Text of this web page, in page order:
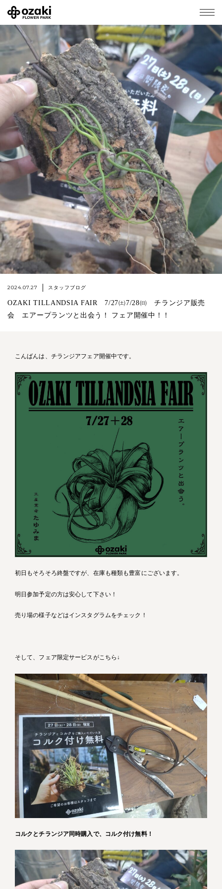
2024.07.27 スタッフブログ
OZAKI TILLANDSIA FAIR 7/27㈯7/28㈰ チランジア販売
会 エアープランツと出会う！ フェア開催中！！
こんばんは、チランジアフェア開催中です。
初日もそろそろ終盤ですが、在庫も種類も豊富にございます。
明日参加予定の方は安心して下さい！
売り場の様子などはインスタグラムをチェック！
そして、フェア限定サービスがこちら↓
コルクとチランジア同時購入で、コルク付け無料！